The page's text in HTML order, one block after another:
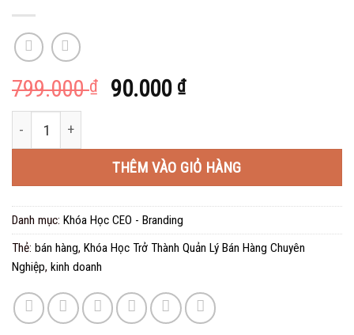
799.000₫
Giá
799.000 ₫.
90.000 ₫Giá
là:
90.000 ₫.
THÊM VÀO GIỎ HÀNG
Danh mục: Khóa Học CEO - Branding
Thẻ: bán hàng, Khóa Học Trở Thành Quản Lý Bán Hàng Chuyên
Nghiệp, kinh doanh